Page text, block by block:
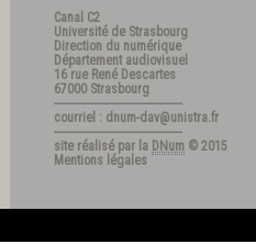
Canal C2
Université de Strasbourg
Direction du numérique
Département audiovisuel
16 rue René Descartes
67000 Strasbourg
---------------------------------------
courriel : dnum-dav@unistra.fr
---------------------------------------
site réalisé par la DNum © 2015
Mentions légales